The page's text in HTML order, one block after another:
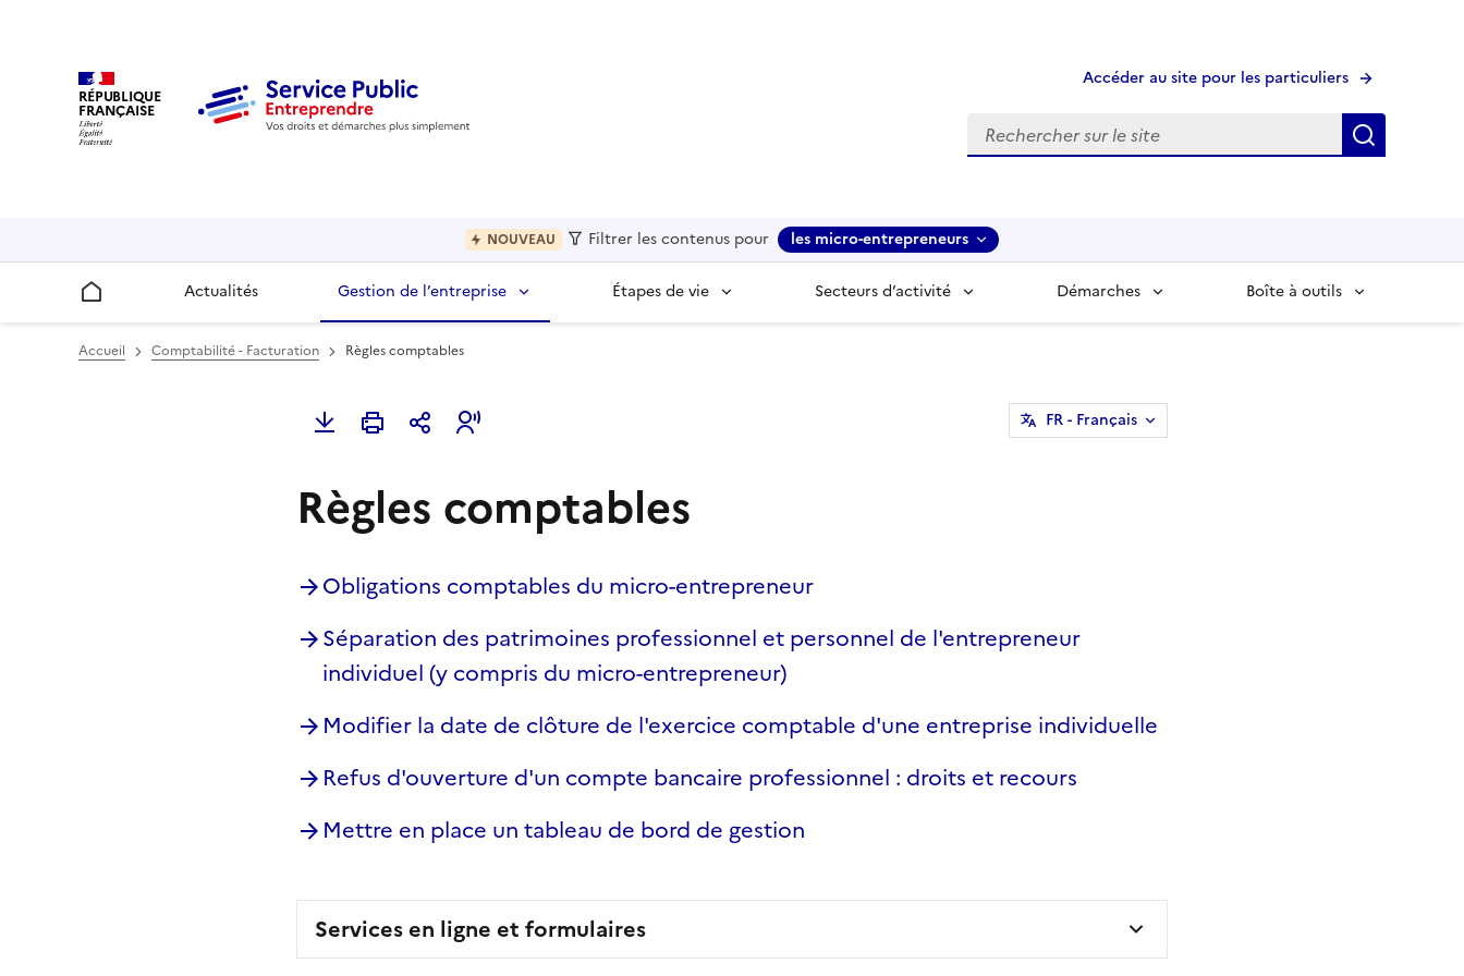
RÉPUBLIQUE
FRANÇAISE
Accéder au site pour les particuliers
Recherche
NOUVEAU Filtrer les contenus pour les micro-entrepreneurs
Accueil Actualités Gestion de l’entreprise Étapes de vie Secteurs d’activité Démarches Boîte à outils
Accueil Comptabilité - Facturation Règles comptables
FR- Français
Règles comptables
Obligations comptables du micro-entrepreneur
Séparation des patrimoines professionnel et personnel de l'entrepreneur
individuel (y compris du micro-entrepreneur)
Modifier la date de clôture de l'exercice comptable d'une entreprise individuelle
Refus d'ouverture d'un compte bancaire professionnel : droits et recours
Mettre en place un tableau de bord de gestion
Services en ligne et formulaires